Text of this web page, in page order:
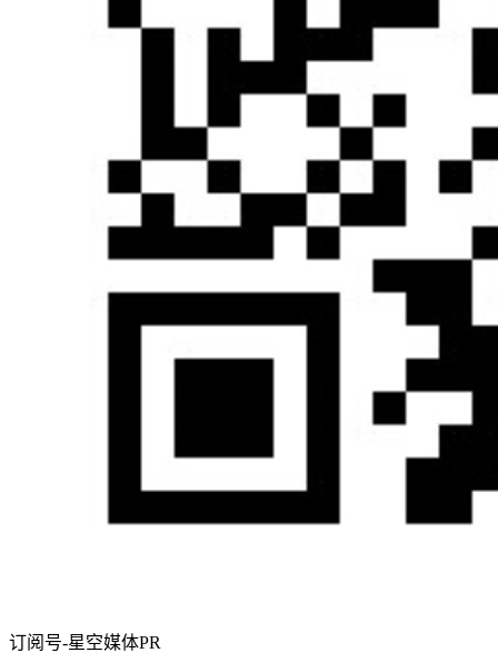
订阅号-星空媒体PR